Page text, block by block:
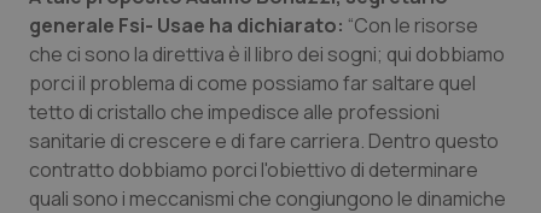
Toscana
Umbria
Valle D’Aosta
Obesità
Oftalmologia
Oncodermatologia
generale Fsi- Usae ha dichiarato: “Con le risorse
che ci sono la direttiva è il libro dei sogni; qui dobbiamo
porci il problema di come possiamo far saltare quel
tetto di cristallo che impedisce alle professioni
sanitarie di crescere e di fare carriera. Dentro questo
contratto dobbiamo porci l'obiettivo di determinare
quali sono i meccanismi che congiungono le dinamiche